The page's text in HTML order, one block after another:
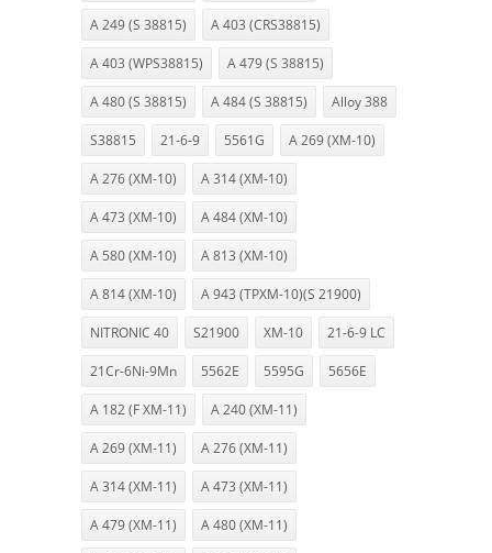
A 249 (S 38815) A 403 (CRS38815)
A 403 (WPS38815) A 479 (S 38815)
A 480 (S 38815) A 484 (S 38815) Alloy 388
S38815 21-6-9 5561G A 269 (XM-10)
A 276 (XM-10) A 314 (XM-10)
A 473 (XM-10) A 484 (XM-10)
A 580 (XM-10) A 813 (XM-10)
A 814 (XM-10) A 943 (TPXM-10)(S 21900)
NITRONIC 40 S21900 XM-10 21-6-9 LC
21Cr-6Ni-9Mn 5562E 5595G 5656E
A 182 (F XM-11) A 240 (XM-11)
A 269 (XM-11) A 276 (XM-11)
A 314 (XM-11) A 473 (XM-11)
A 479 (XM-11) A 480 (XM-11)